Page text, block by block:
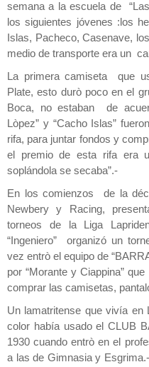
semana a la escuela de
los siguientes jóvenes :los
Islas, Pacheco, Casenave,
medio de transporte era un
La primera camiseta que
Plate, esto durò poco en el
Boca, no estaban de
Lòpez” y “Cacho Islas”
rifa, para juntar fondos y
el premio de esta rifa era
soplándola se secaba”.-
En los comienzos de la
Newbery y Racing,
torneos de la Liga
“Ingeniero” organizó un
vez entrò el equipo de
por “Morante y Ciappina”
comprar las camisetas,
Un lamatritense que vivía en
color había usado el CLUB
1930 cuando entrò en el
a las de Gimnasia y